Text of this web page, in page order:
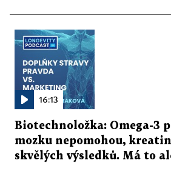
16:13
Biotechnoložka: Omega-3
mozku nepomohou,
skvělých výsledků. Má to